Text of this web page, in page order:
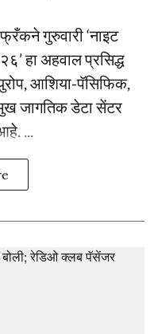
गुरुवारी ‘नाइट
हा अहवाल प्रसिद्ध
आशिया-पॅसिफिक,
जागतिक डेटा सेंटर
...